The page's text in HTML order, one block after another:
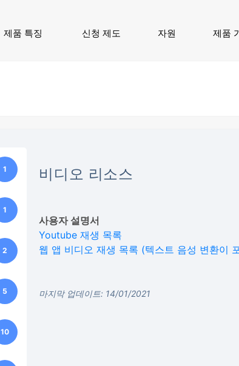
제품 특징 신청 제도 자원 제품
1
1
2
5
10
비디오 리소스
사용자 설명서
Youtube 재생 목록
웹 앱 비디오 재생 목록 (텍스트 음성 변환이
마지막 업데이트: 14/01/2021